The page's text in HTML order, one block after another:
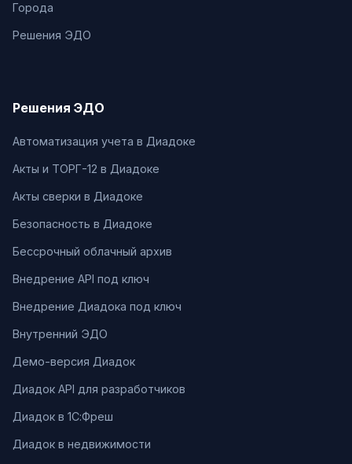
Города
Решения ЭДО
Решения ЭДО
Автоматизация учета в Диадоке
Акты и ТОРГ-12 в Диадоке
Акты сверки в Диадоке
Безопасность в Диадоке
Бессрочный облачный архив
Внедрение API под ключ
Внедрение Диадока под ключ
Внутренний ЭДО
Демо-версия Диадок
Диадок API для разработчиков
Диадок в 1С:Фреш
Диадок в недвижимости